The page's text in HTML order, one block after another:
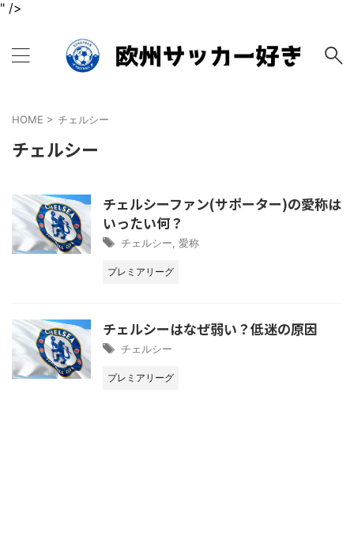
" />
HOME > チェルシー
チェルシー
チェルシーファン(サポーター)の愛称は
いったい何？
チェルシー 愛称
プレミアリーグ
チェルシーはなぜ弱い？低迷の原因
チェルシー
プレミアリーグ